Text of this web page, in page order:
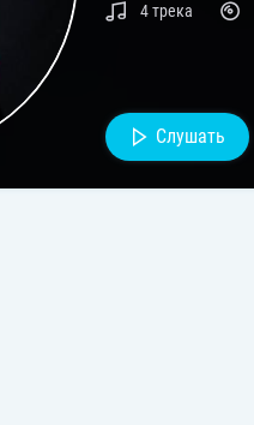
4 трека
Слушать